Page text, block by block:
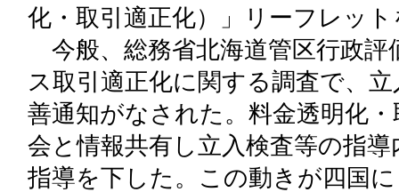
化・取引適正化）」リーフレッ
今般、総務省北海道管区行政評
ス取引適正化に関する調査で、
善通知がなされた。料金透明化
会と情報共有し立入検査等の指
指導を下した。この動きが四国